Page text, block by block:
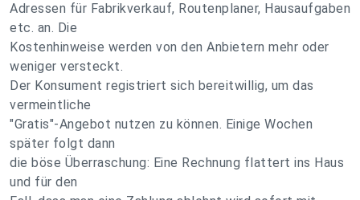
Adressen für Fabrikverkauf, Routenplaner, Hausaufgaben
etc. an. Die
Kostenhinweise werden von den Anbietern mehr oder
weniger versteckt.
Der Konsument registriert sich bereitwillig, um das
vermeintliche
"Gratis"-Angebot nutzen zu können. Einige Wochen
später folgt dann
die böse Überraschung: Eine Rechnung flattert ins Haus
und für den